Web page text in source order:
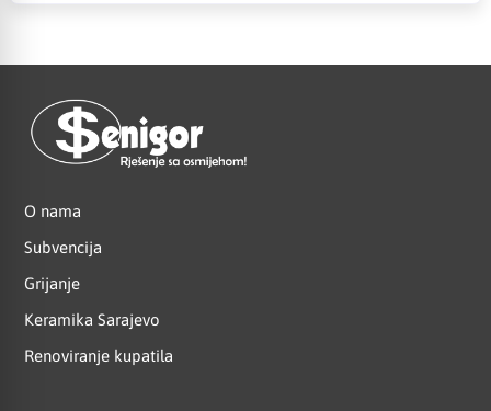
O nama
Subvencija
Grijanje
Keramika Sarajevo
Renoviranje kupatila